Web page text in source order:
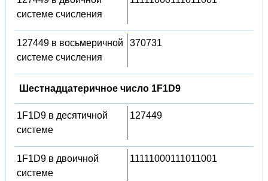
системе счисления
127449 в восьмеричной
системе счисления
370731
Шестнадцатеричное число 1F1D9
1F1D9 в десятичной
системе
127449
1F1D9 в двоичной
системе
11111000111011001